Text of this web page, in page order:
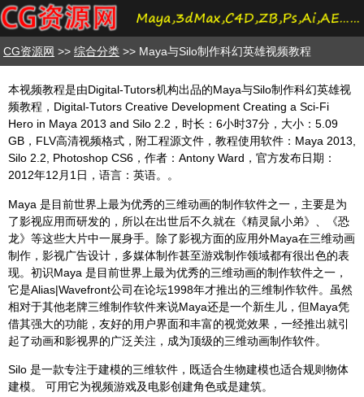
CG资源网 >> 综合分类 >> Maya与Silo制作科幻英雄视频教程
本视频教程是由Digital-Tutors机构出品的Maya与Silo制作科幻英雄视
频教程，Digital-Tutors Creative Development Creating a Sci-Fi
Hero in Maya 2013 and Silo 2.2，时长：6小时37分，大小：5.09
GB，FLV高清视频格式，附工程源文件，教程使用软件：Maya 2013,
Silo 2.2, Photoshop CS6，作者：Antony Ward，官方发布日期：
2012年12月1日，语言：英语。。
Maya 是目前世界上最为优秀的三维动画的制作软件之一，主要是为
了影视应用而研发的，所以在出世后不久就在《精灵鼠小弟》、《恐
龙》等这些大片中一展身手。除了影视方面的应用外Maya在三维动画
制作，影视广告设计，多媒体制作甚至游戏制作领域都有很出色的表
现。初识Maya 是目前世界上最为优秀的三维动画的制作软件之一，
它是Alias|Wavefront公司在论坛1998年才推出的三维制作软件。虽然
相对于其他老牌三维制作软件来说Maya还是一个新生儿，但Maya凭
借其强大的功能，友好的用户界面和丰富的视觉效果，一经推出就引
起了动画和影视界的广泛关注，成为顶级的三维动画制作软件。
Silo 是一款专注于建模的三维软件，既适合生物建模也适合规则物体
建模。 可用它为视频游戏及电影创建角色或是建筑。